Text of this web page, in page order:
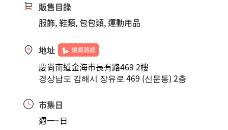
販售目錄
服飾, 鞋類, 包包類, 運動用品
地址 規劃路線
慶尚南道金海市長有路469 2樓
경상남도 김해시 장유로 469 (신문동) 2층
市集日
週一~日